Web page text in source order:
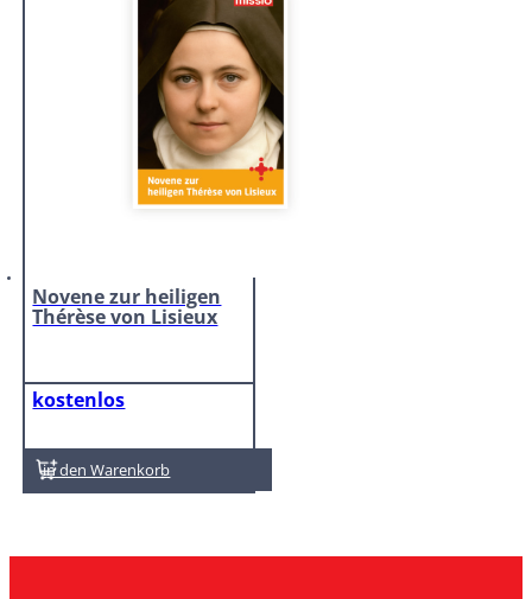
Novene zur heiligen
Thérèse von Lisieux
kostenlos
In den Warenkorb